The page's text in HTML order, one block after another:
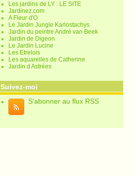
Les jardins de LY : LE SITE
Jardinez.com
A Fleur d'O
Le Jardin Jungle Karlostachys
Jardin du peintre André van Beek
Jardin de Digeon
Le Jardin Lucine
Les Etrelois
Les aquarelles de Catherine
Jardin d Astrées
Suivez-moi
S'abonner au flux RSS